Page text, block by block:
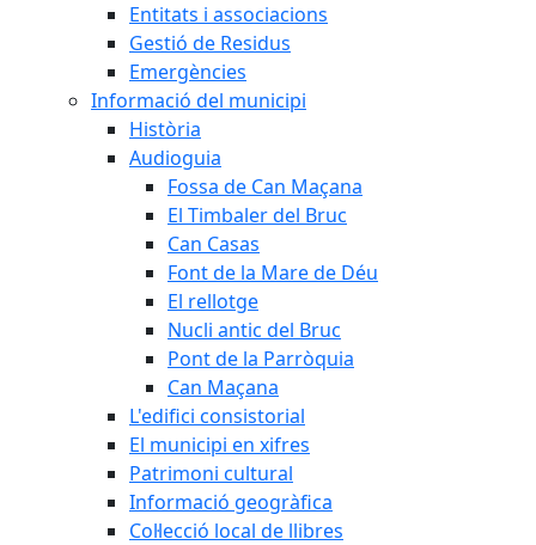
Entitats i associacions
Gestió de Residus
Emergències
Informació del municipi
Història
Audioguia
Fossa de Can Maçana
El Timbaler del Bruc
Can Casas
Font de la Mare de Déu
El rellotge
Nucli antic del Bruc
Pont de la Parròquia
Can Maçana
L'edifici consistorial
El municipi en xifres
Patrimoni cultural
Informació geogràfica
Col·lecció local de llibres